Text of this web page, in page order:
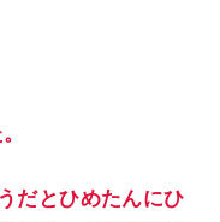
だとひめたんにひ